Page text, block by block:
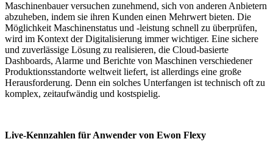
Maschinenbauer versuchen zunehmend, sich von anderen Anbietern
abzuheben, indem sie ihren Kunden einen Mehrwert bieten. Die
Möglichkeit Maschinenstatus und -leistung schnell zu überprüfen,
wird im Kontext der Digitalisierung immer wichtiger. Eine sichere
und zuverlässige Lösung zu realisieren, die Cloud-basierte
Dashboards, Alarme und Berichte von Maschinen verschiedener
Produktionsstandorte weltweit liefert, ist allerdings eine große
Herausforderung. Denn ein solches Unterfangen ist technisch oft zu
komplex, zeitaufwändig und kostspielig.
Live-Kennzahlen für Anwender von Ewon Flexy